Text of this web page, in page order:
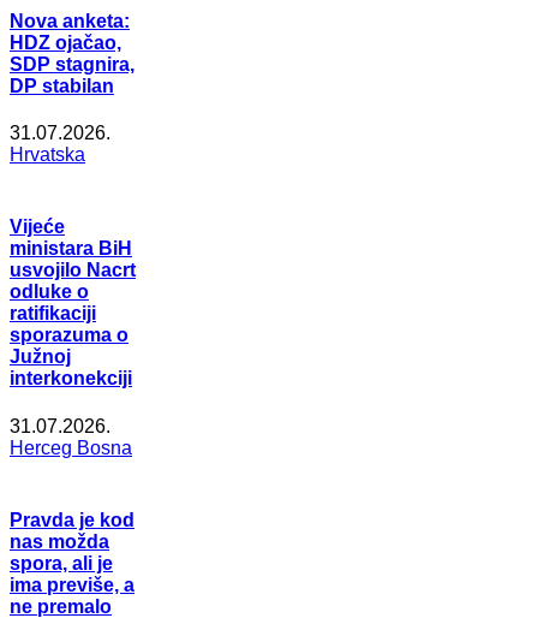
Nova anketa:
HDZ ojačao,
SDP stagnira,
DP stabilan
31.07.2026.
Hrvatska
Vijeće
ministara BiH
usvojilo Nacrt
odluke o
ratifikaciji
sporazuma o
Južnoj
interkonekciji
31.07.2026.
Herceg Bosna
Pravda je kod
nas možda
spora, ali je
ima previše, a
ne premalo